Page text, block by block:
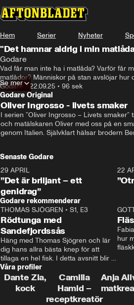
Hem Serier Nyheter
"Det hamnar aldrig i min
Godare
Vad får man inte ha i matlåda? Varför får
matlådor? Människor på stan avslöjar hur
medvetet, att vissa tycker matlådor är
problem att äta gammal mat.
Godare • 22.09.25 • 96 sek
Se mer
Godare Original
Oliver Ingrosso - livets smaker
I serien ”Oliver Ingrosso – Livets smaker”
och matälskaren Oliver med oss på en
genom Italien. Självklart hälsar brodern
Senaste Godare
29 APRIL
”Det är briljant – ett
genidrag”
22
Godare rekommenderar
THOMAS SJÖGREN • S1, E3
Rödtunga med
Sandefjordssås
Häng med Thomas Sjögren och lär
dig hans allra bästa knep för att
tillaga en hel fisk. I detta avsnitt blir
de helstekt rödtunga med
sandefjordssås och en magisk sallad
på pepparrot och äpple.
hur
Våra profiler
Dante Zia,
kock
Camilla
Hamid –
receptkreatör
Anja